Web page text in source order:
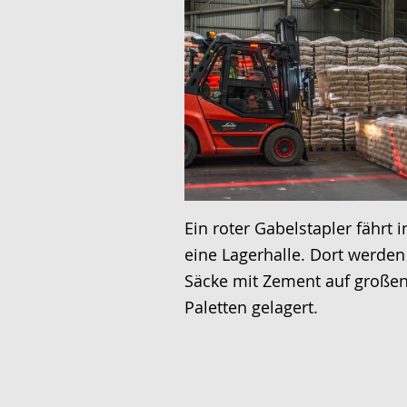
Ein roter Gabelstapler fährt
eine Lagerhalle. Dort werden
Säcke mit Zement auf
Paletten gelagert.